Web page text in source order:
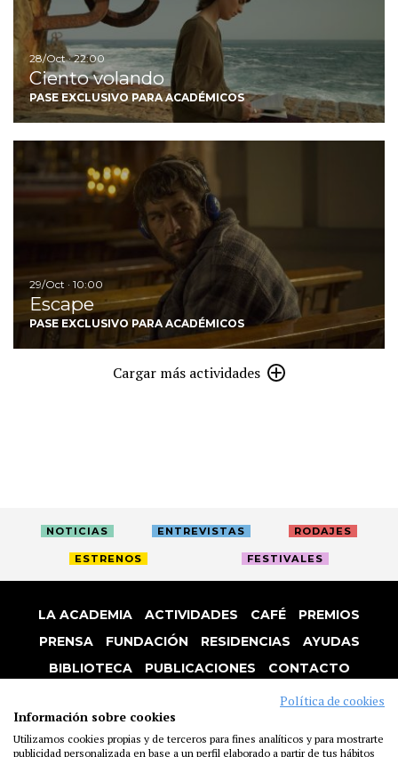
28/Oct · 22:00
Ciento volando
PASE EXCLUSIVO PARA ACADÉMICOS
29/Oct · 10:00
Escape
PASE EXCLUSIVO PARA ACADÉMICOS
Cargar más actividades
Política de cookies
Información sobre cookies
Utilizamos cookies propias y de terceros para fines analíticos y para mostrarte
publicidad personalizada en base a un perfil elaborado a partir de tus hábitos
NOTICIAS ENTREVISTAS RODAJES
ESTRENOS FESTIVALES
LA ACADEMIA ACTIVIDADES CAFÉ
PREMIOS
PRENSA
FUNDACIÓN RESIDENCIAS
AYUDAS
BIBLIOTECA
PUBLICACIONES
CONTACTO
COOKIES